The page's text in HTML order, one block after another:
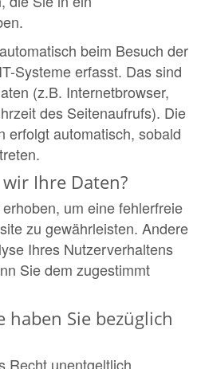
beim Besuch der
Systeme erfasst. Das sind
(z.B. Internetbrowser,
des Seitenaufrufs). Die
erfolgt automatisch, sobald
Ihre Daten?
um eine fehlerfreie
zu gewährleisten. Andere
Ihres Nutzerverhaltens
Sie dem zugestimmt
haben Sie bezüglich
Recht unentgeltlich